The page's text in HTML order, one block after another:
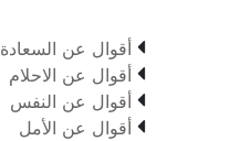
 أقوال عن السعادة
 أقوال عن الاحلام
 أقوال عن النفس
 أقوال عن الأمل